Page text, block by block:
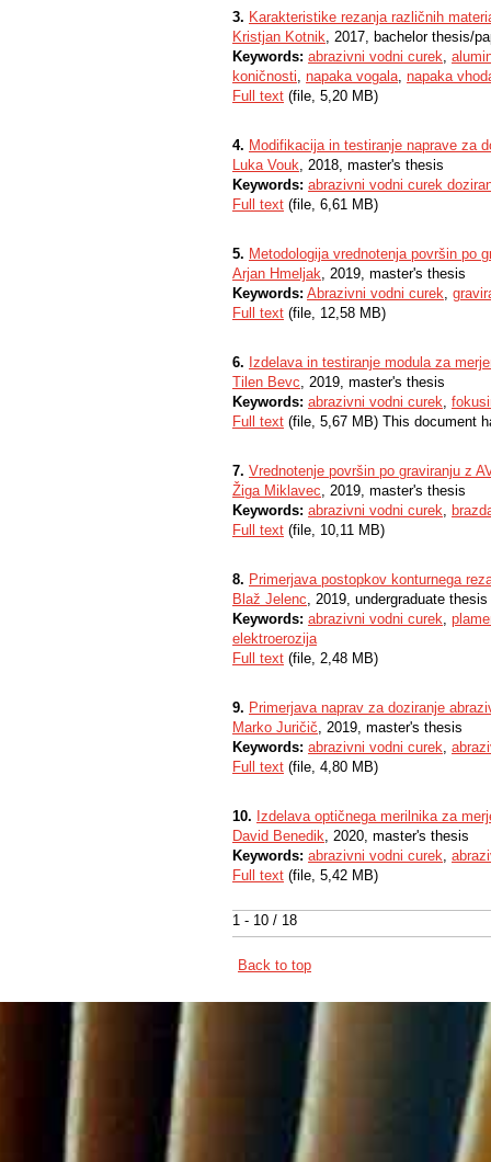
1 - 10 / 18
3. Karakteristike rezanja različnih
Kristjan Kotnik, 2017, bachelor thesis/
Keywords: abrazivni vodni curek,
koničnosti, napaka vogala, napaka
Full text (file, 5,20 MB)
4. Modifikacija in testiranje naprave za
Luka Vouk, 2018, master's thesis
Keywords: abrazivni vodni curek
Full text (file, 6,61 MB)
5. Metodologija vrednotenja površin po
Arjan Hmeljak, 2019, master's thesis
Keywords: Abrazivni vodni curek,
Full text (file, 12,58 MB)
6. Izdelava in testiranje modula za
Tilen Bevc, 2019, master's thesis
Keywords: abrazivni vodni curek,
Full text (file, 5,67 MB) This document
7. Vrednotenje površin po graviranju z
Žiga Miklavec, 2019, master's thesis
Keywords: abrazivni vodni curek,
Full text (file, 10,11 MB)
8. Primerjava postopkov konturnega
Blaž Jelenc, 2019, undergraduate thesis
Keywords: abrazivni vodni curek,
elektroerozija
Full text (file, 2,48 MB)
9. Primerjava naprav za doziranje
Marko Juričič, 2019, master's thesis
Keywords: abrazivni vodni curek,
Full text (file, 4,80 MB)
10. Izdelava optičnega merilnika za
David Benedik, 2020, master's thesis
Keywords: abrazivni vodni curek,
Full text (file, 5,42 MB)
Back to top